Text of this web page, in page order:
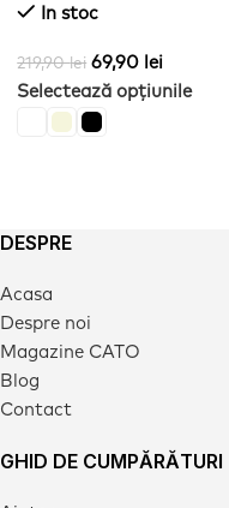
In stoc
219,90lei 69,90 lei
Selectează opțiunile
DESPRE
Acasa
Despre noi
Magazine CATO
Blog
Contact
GHID DE CUMPĂRĂTURI